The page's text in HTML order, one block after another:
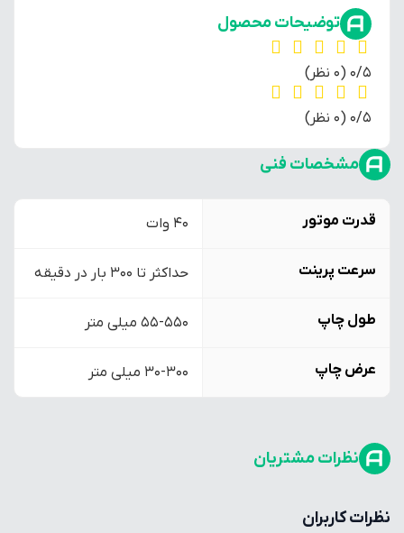
توضیحات محصول
‫0/5 ‫(0 نظر)
‫0/5 ‫(0 نظر)
مشخصات فنی
قدرت موتور 40 وات
سرعت پرینت حداکثر تا 300 بار در دقیقه
طول چاپ 55-550 میلی متر
عرض چاپ 30-300 میلی متر
نظرات مشتریان
نظرات کاربران